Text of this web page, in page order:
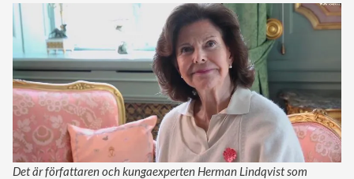
Det är författaren och kungaexperten Herman Lindqvist som